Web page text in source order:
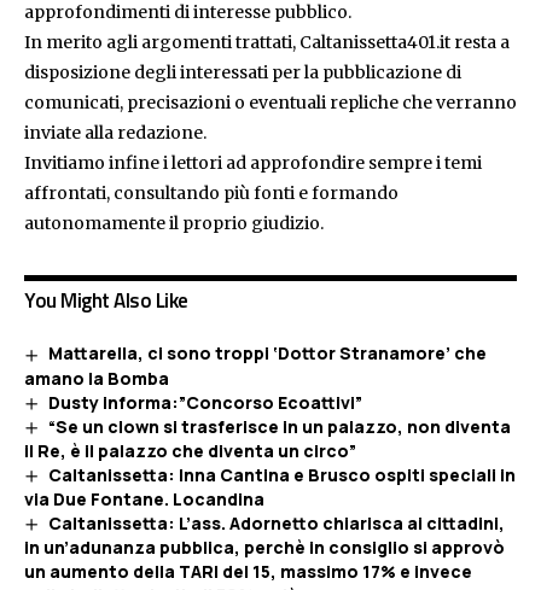
approfondimenti di interesse pubblico.
In merito agli argomenti trattati, Caltanissetta401.it resta a
disposizione degli interessati per la pubblicazione di
comunicati, precisazioni o eventuali repliche che verranno
inviate alla redazione.
Invitiamo infine i lettori ad approfondire sempre i temi
affrontati, consultando più fonti e formando
autonomamente il proprio giudizio.
You Might Also Like
Mattarella, ci sono troppi ‘Dottor Stranamore’ che
amano la Bomba
Dusty informa:”Concorso Ecoattivi”
“Se un clown si trasferisce in un palazzo, non diventa
il Re, è il palazzo che diventa un circo”
Caltanissetta: Inna Cantina e Brusco ospiti speciali in
via Due Fontane. Locandina
Caltanissetta: L’ass. Adornetto chiarisca ai cittadini,
in un’adunanza pubblica, perchè in consiglio si approvò
un aumento della TARI del 15, massimo 17% e invece